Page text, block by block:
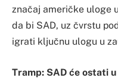
značaj američke uloge
da bi SAD, uz čvrstu
igrati ključnu ulogu u
Tramp: SAD će ostati